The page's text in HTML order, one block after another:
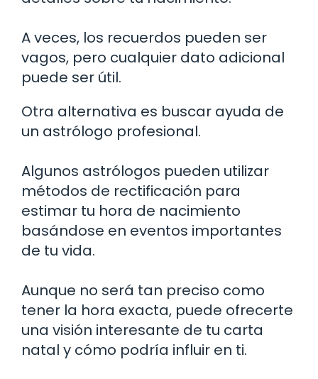
A veces, los recuerdos pueden ser
vagos, pero cualquier dato adicional
puede ser útil.
Otra alternativa es buscar ayuda de
un astrólogo profesional.
Algunos astrólogos pueden utilizar
métodos de rectificación para
estimar tu hora de nacimiento
basándose en eventos importantes
de tu vida.
Aunque no será tan preciso como
tener la hora exacta, puede ofrecerte
una visión interesante de tu carta
natal y cómo podría influir en ti.